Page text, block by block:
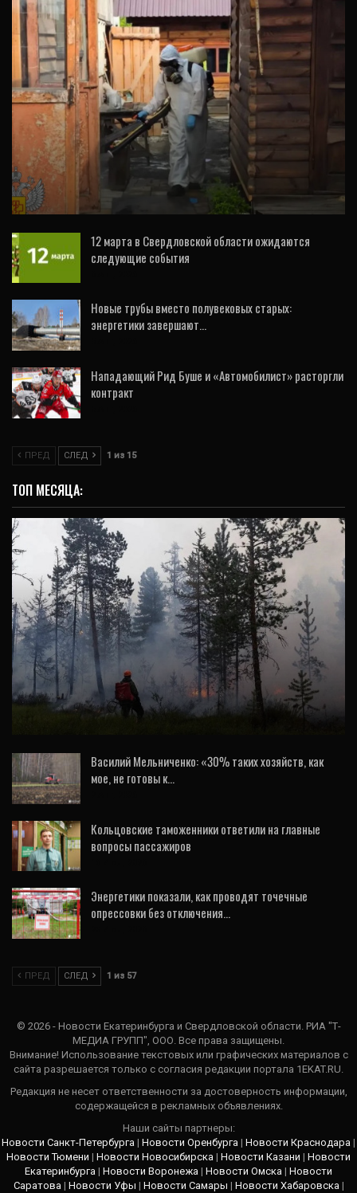
ОБЩЕСТВО
В пострадавших от наводнения районах
продезинфицировано 522 дома и 296
выгребных…
12 марта в Свердловской области ожидаются
следующие события
Новые трубы вместо полувековых старых:
энергетики завершают…
Нападающий Рид Буше и «Автомобилист» расторгли
контракт
ПРЕД СЛЕД 1 из 15
ТОП МЕСЯЦА:
ОБЩЕСТВО
Свердловские пожарные-десантники
тушат лесные пожары на Ямале
Василий Мельниченко: «30% таких хозяйств, как
мое, не готовы к…
Кольцовские таможенники ответили на главные
вопросы пассажиров
Энергетики показали, как проводят точечные
опрессовки без отключения…
ПРЕД СЛЕД 1 из 57
© 2026 - Новости Екатеринбурга и Свердловской области. РИА "Т-
МЕДИА ГРУПП", ООО. Все права защищены.
Внимание! Использование текстовых или графических материалов с
сайта разрешается только c согласия редакции портала 1EKAT.RU.
Редакция не несет ответственности за достоверность информации,
содержащейся в рекламных объявлениях.
Наши сайты партнеры:
Новости Санкт-Петербурга | Новости Оренбурга | Новости Краснодара |
Новости Тюмени | Новости Новосибирска | Новости Казани | Новости
Екатеринбурга | Новости Воронежа | Новости Омска | Новости
Саратова| Новости Уфы | Новости Самары | Новости Хабаровска|